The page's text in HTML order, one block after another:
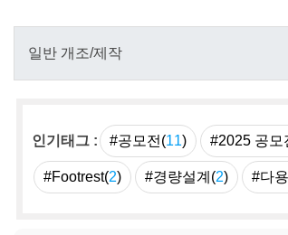
인기태그 : #공모전(11) #2025 공모
#Footrest(2) #경량설계(2) #다